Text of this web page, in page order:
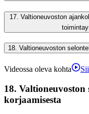
17. Valtioneuvoston
18. Valtioneuvoston
Videossa oleva kohta
18. Valtioneuvoston
korjaamisesta